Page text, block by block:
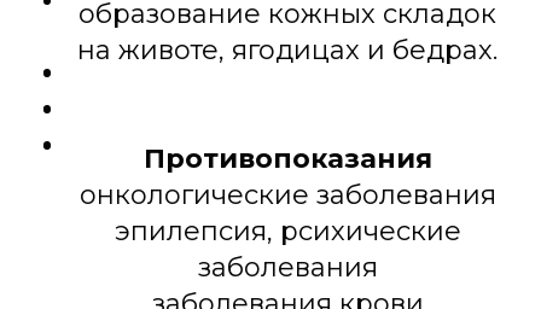
образование кожных складок
на животе, ягодицах и бедрах.
Противопоказания
онкологические заболевания
эпилепсия, рсихические
заболевания